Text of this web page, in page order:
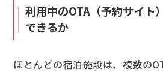
利用中のOTA（予約サイト
できるか
ほとんどの宿泊施設は、複数の